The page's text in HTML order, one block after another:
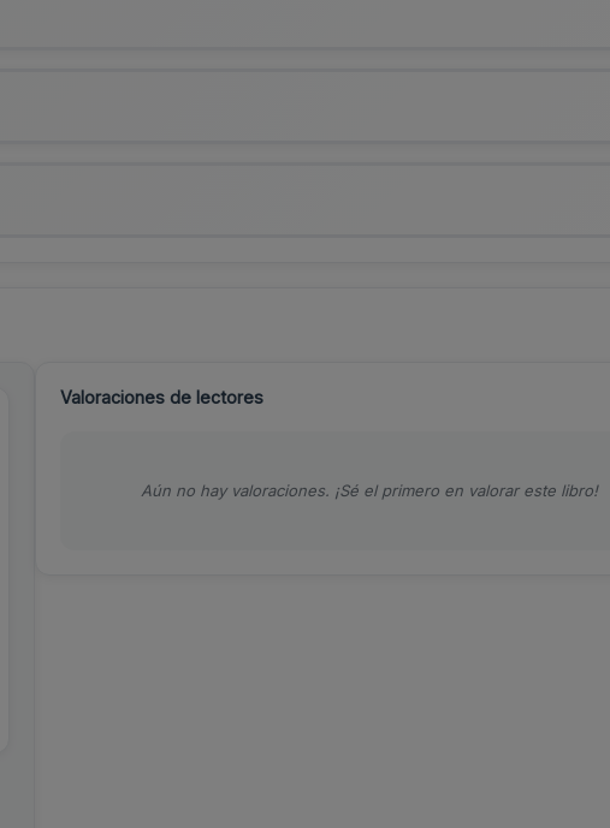
Valoraciones de lectores
Aún no hay valoraciones. ¡Sé el primero en valorar este libro!